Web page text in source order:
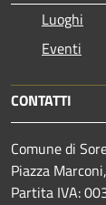
Luoghi
Eventi
CONTATTI
Comune di
Piazza
Partita IVA: